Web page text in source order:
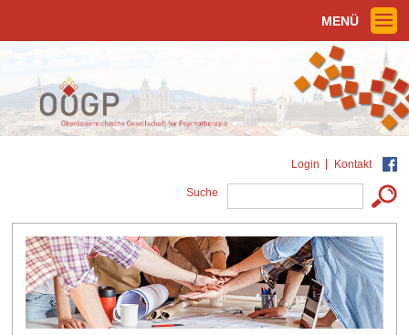
MENÜ
Login
Kontakt